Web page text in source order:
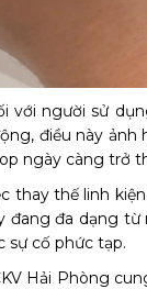
người sử
điều này
ngày càng trở
thế linh
đa dạng
sự cố phức tạp.
Hải Phòng